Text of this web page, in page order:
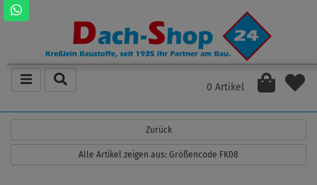
0 Artikel
Zurück
Alle Artikel zeigen aus: Größencode FK08